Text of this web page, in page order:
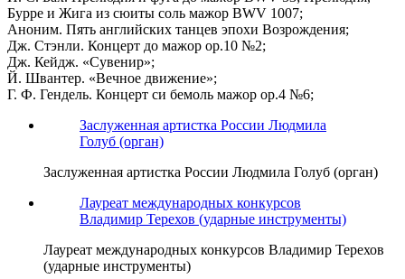
Бурре и Жига из сюиты соль мажор BWV 1007;
Аноним. Пять английских танцев эпохи Возрождения;
Дж. Стэнли. Концерт до мажор ор.10 №2;
Дж. Кейдж. «Сувенир»;
Й. Швантер. «Вечное движение»;
Г. Ф. Гендель. Концерт си бемоль мажор ор.4 №6;
Заслуженная артистка России Людмила
Голуб (орган)
Заслуженная артистка России Людмила Голуб (орган)
Лауреат международных конкурсов
Владимир Терехов (ударные инструменты)
Лауреат международных конкурсов Владимир Терехов
(ударные инструменты)